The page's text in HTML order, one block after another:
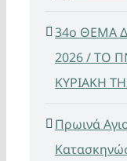
34ο ΘΕΜΑ
2026 / ΤΟ
ΚΥΡΙΑΚΗ
Πρωινά